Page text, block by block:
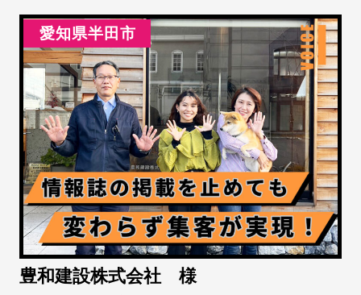
愛知県半田市
豊和建設株式会社 様